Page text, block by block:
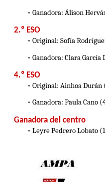
• Ganadora: Álison
2.º ESO
• Original: Sofía
• Ganadora: Clara García
4.º ESO
• Original: Ainhoa Durán
• Ganadora: Paula Cano
Ganadora del centro
• Leyre Pedrero Lobato